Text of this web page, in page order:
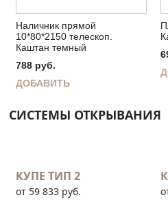
Наличник прямой
10*80*2150 телескоп.
Каштан темный
788 руб.
ДОБАВИТЬ
СИСТЕМЫ ОТКРЫВАНИЯ
КУПЕ ТИП 2
от 59 833 руб.